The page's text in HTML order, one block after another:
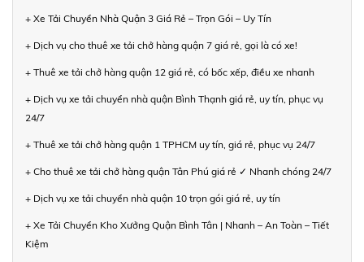
+ Xe Tải Chuyển Nhà Quận 3 Giá Rẻ – Trọn Gói – Uy Tín
+ Dịch vụ cho thuê xe tải chở hàng quận 7 giá rẻ, gọi là có xe!
+ Thuê xe tải chở hàng quận 12 giá rẻ, có bốc xếp, điều xe nhanh
+ Dịch vụ xe tải chuyển nhà quận Bình Thạnh giá rẻ, uy tín, phục vụ
24/7
+ Thuê xe tải chở hàng quận 1 TPHCM uy tín, giá rẻ, phục vụ 24/7
+ Cho thuê xe tải chở hàng quận Tân Phú giá rẻ ✓ Nhanh chóng 24/7
+ Dịch vụ xe tải chuyển nhà quận 10 trọn gói giá rẻ, uy tín
+ Xe Tải Chuyển Kho Xưởng Quận Bình Tân | Nhanh – An Toàn – Tiết
Kiệm